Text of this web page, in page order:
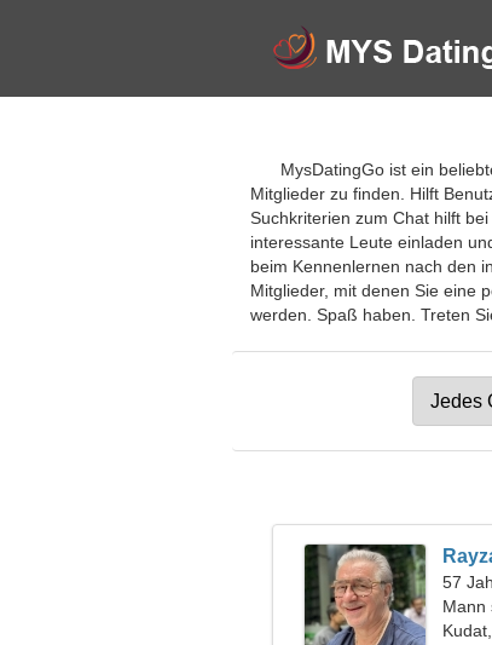
MysDatingGo ist ein
Mitglieder zu finden. Hilft
Suchkriterien zum Chat hilft
interessante Leute einladen
beim Kennenlernen nach den
Mitglieder, mit denen Sie eine
werden. Spaß haben. Treten
57
Mann